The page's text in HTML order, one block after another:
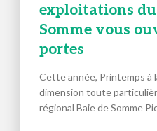
exploitations du
Somme vous
portes
Cette année, Printemps à
dimension toute
régional Baie de Somme